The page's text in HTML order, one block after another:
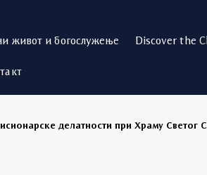
живот и богослужење Discover the
делатности при Храму Светог